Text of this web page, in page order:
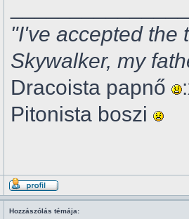
"I've accepted the
Skywalker, my
Dracoista papnő
Pitonista boszi
Hozzászólás témája: